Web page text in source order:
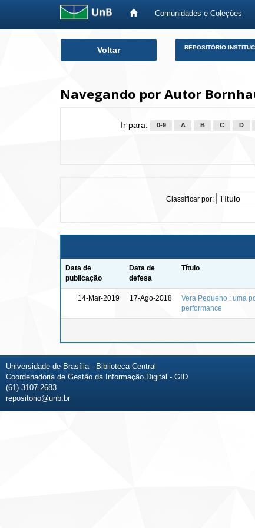
Comunidades e Coleções
Voltar REPOSITÓRIO
Navegando por Autor
Ir para: 0-9 A B C D
Classificar por:
Data de
publicação
Data de
defesa
Título
14-Mar-2019 17-Ago-2018
Vera Pequeno : uma
performance
Universidade de Brasília - Biblioteca Central
Coordenadoria de Gestão da Informação Digital - GID
(61) 3107-2683
repositorio@unb.br